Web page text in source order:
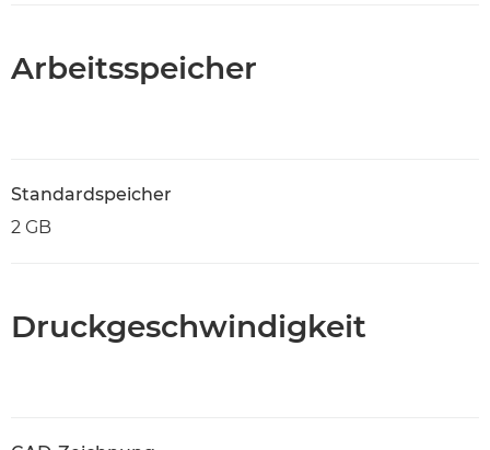
Arbeitsspeicher
Standardspeicher
2 GB
Druckgeschwindigkeit